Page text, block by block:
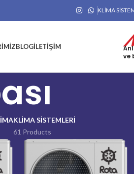
KLIMA
BLOGİLETIŞIM
ve
KLIMA SISTEMLERI
61 Products